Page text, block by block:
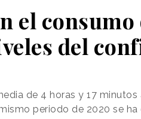
el
del
de 4 horas y 17
periodo de 2020 se